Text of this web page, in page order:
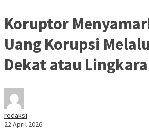
Koruptor
Uang Korupsi
Dekat atau
redaksi
22 April 2026